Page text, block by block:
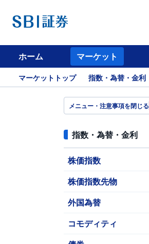
ホーム マーケット
マーケットトップ 指数・為替・金利
メニュー・注意事項を閉じる
指数・為替・金利
株価指数
株価指数先物
外国為替
コモディティ